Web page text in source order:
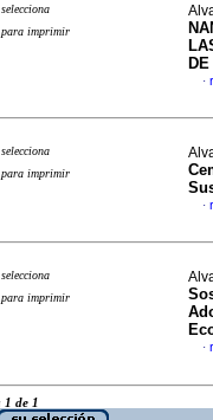
selecciona
para imprimir
·
selecciona
para imprimir
·
selecciona
para imprimir
·
1 de 1